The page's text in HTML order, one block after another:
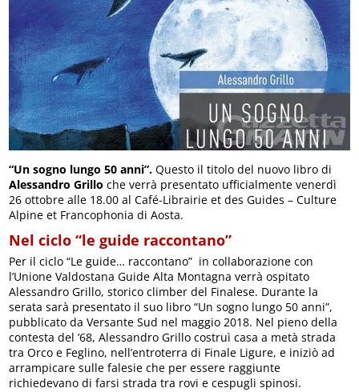
“Un sogno lungo 50 anni”. Questo il titolo del nuovo libro di
Alessandro Grilloche verrà presentato ufficialmente venerdì
26 ottobre alle 18.00 al Café-Librairie et des Guides – Culture
Alpine et Francophonia di Aosta.
Nel ciclo “le guide raccontano”
Per il ciclo “Le guide… raccontano” in collaborazione con
l’Unione Valdostana Guide Alta Montagna verrà ospitato
Alessandro Grillo, storico climber del Finalese. Durante la
serata sarà presentato il suo libro “Un sogno lungo 50 anni”,
pubblicato da Versante Sud nel maggio 2018. Nel pieno della
contesta del ’68, Alessandro Grillo costruì casa a metà strada
tra Orco e Feglino, nell’entroterra di Finale Ligure, e iniziò ad
arrampicare sulle falesie che per essere raggiunte
richiedevano di farsi strada tra rovi e cespugli spinosi.